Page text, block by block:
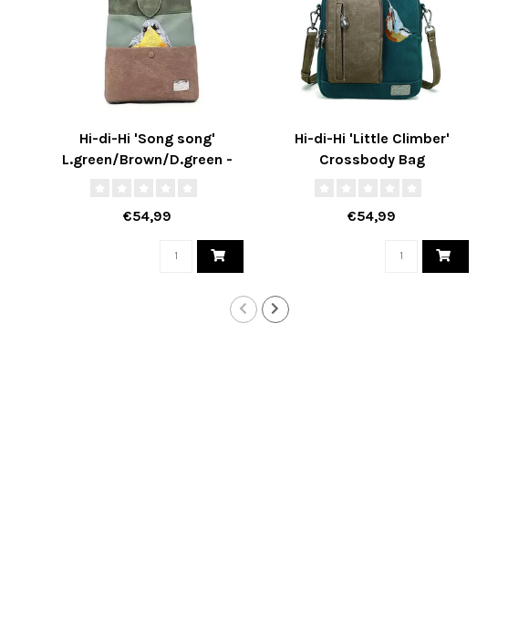
Hi-di-Hi 'Song song'
L.green/Brown/D.green -
€54,99
Hi-di-Hi 'Little Climber'
Crossbody Bag
€54,99